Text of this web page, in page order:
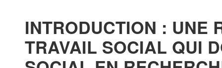
INTRODUCTION : UNE
TRAVAIL SOCIAL QUI